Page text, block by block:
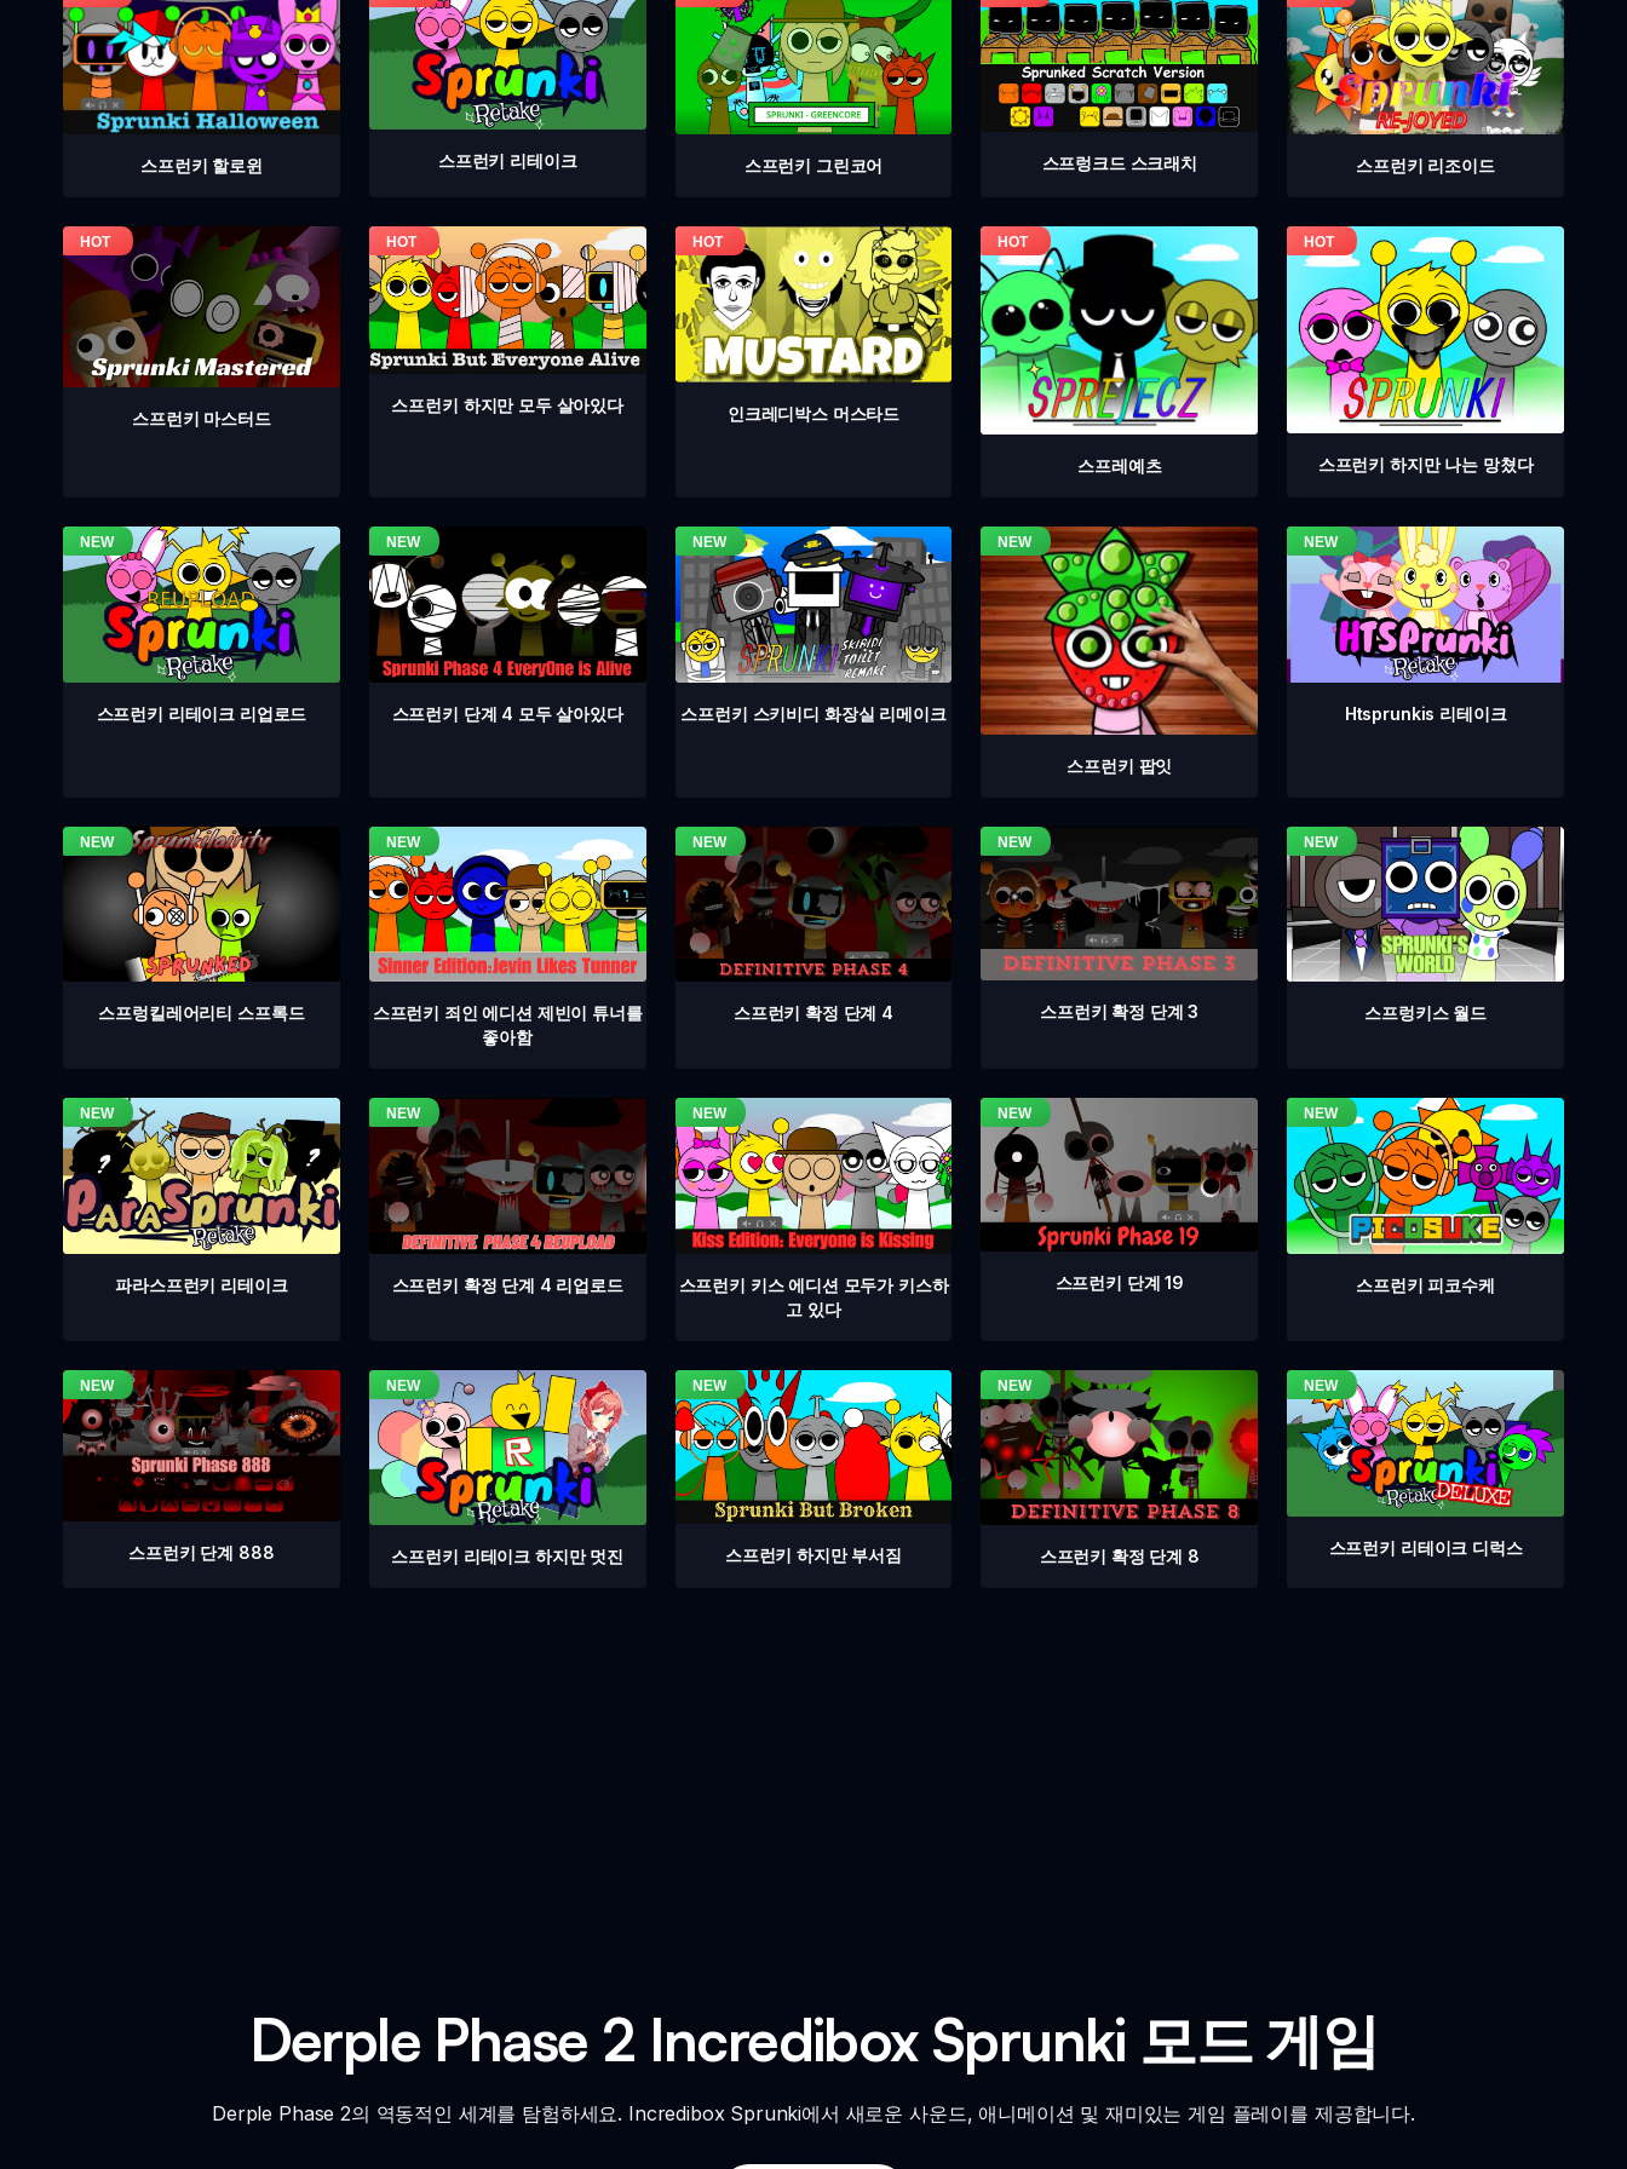
스프런키 할로윈 스프런키 리테이크 스프런키 그린코어 스프렁크드 스크래치 스프런키 리조이드
스프런키 마스터드
스프런키 하지만 모두 살아있다 인크레디박스 머스타드
스프레예츠 스프런키 하지만 나는 망쳤다
스프런키 리테이크 리업로드 스프런키 단계 4 모두 살아있다 스프런키 스키비디 화장실 리메이크
스프런키 팝잇
Htsprunkis 리테이크
스프렁킬레어리티 스프록드
스프런키 죄인 에디션 제빈이 튜너를
좋아함
스프런키 확정 단계 4 스프런키 확정 단계 3 스프렁키스 월드
파라스프런키 리테이크 스프런키 확정 단계 4 리업로드
스프런키 키스 에디션 모두가 키스하
고 있다
스프런키 단계 19 스프런키 피코수케
스프런키 단계 888 스프런키 리테이크 하지만 멋진 스프런키 하지만 부서짐 스프런키 확정 단계 8 스프런키 리테이크 디럭스
Derple Phase 2 Incredibox Sprunki 모드 게임
Derple Phase 2의 역동적인 세계를 탐험하세요. Incredibox Sprunki에서 새로운 사운드, 애니메이션 및 재미있는 게임 플레이를 제공합니다.